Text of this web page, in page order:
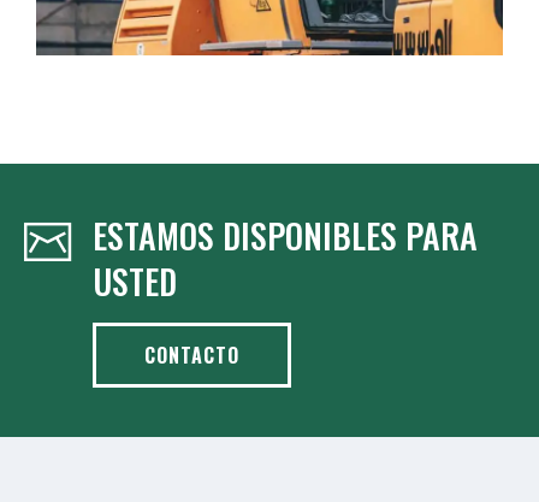
ESTAMOS DISPONIBLES PARA
USTED
CONTACTO